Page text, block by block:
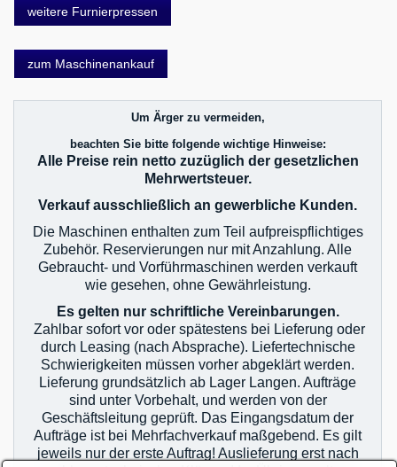
weitere Furnierpressen
zum Maschinenankauf
Um Ärger zu vermeiden,
beachten Sie bitte folgende wichtige Hinweise:
Alle Preise rein netto zuzüglich der gesetzlichen
Mehrwertsteuer.
Verkauf ausschließlich an gewerbliche Kunden.
Die Maschinen enthalten zum Teil aufpreispflichtiges
Zubehör. Reservierungen nur mit Anzahlung. Alle
Gebraucht- und Vorführmaschinen werden verkauft
wie gesehen, ohne Gewährleistung.
Es gelten nur schriftliche Vereinbarungen.
Zahlbar sofort vor oder spätestens bei Lieferung oder
durch Leasing (nach Absprache). Liefertechnische
Schwierigkeiten müssen vorher abgeklärt werden.
Lieferung grundsätzlich ab Lager Langen. Aufträge
sind unter Vorbehalt, und werden von der
Geschäftsleitung geprüft. Das Eingangsdatum der
Aufträge ist bei Mehrfachverkauf maßgebend. Es gilt
jeweils nur der erste Auftrag! Auslieferung erst nach